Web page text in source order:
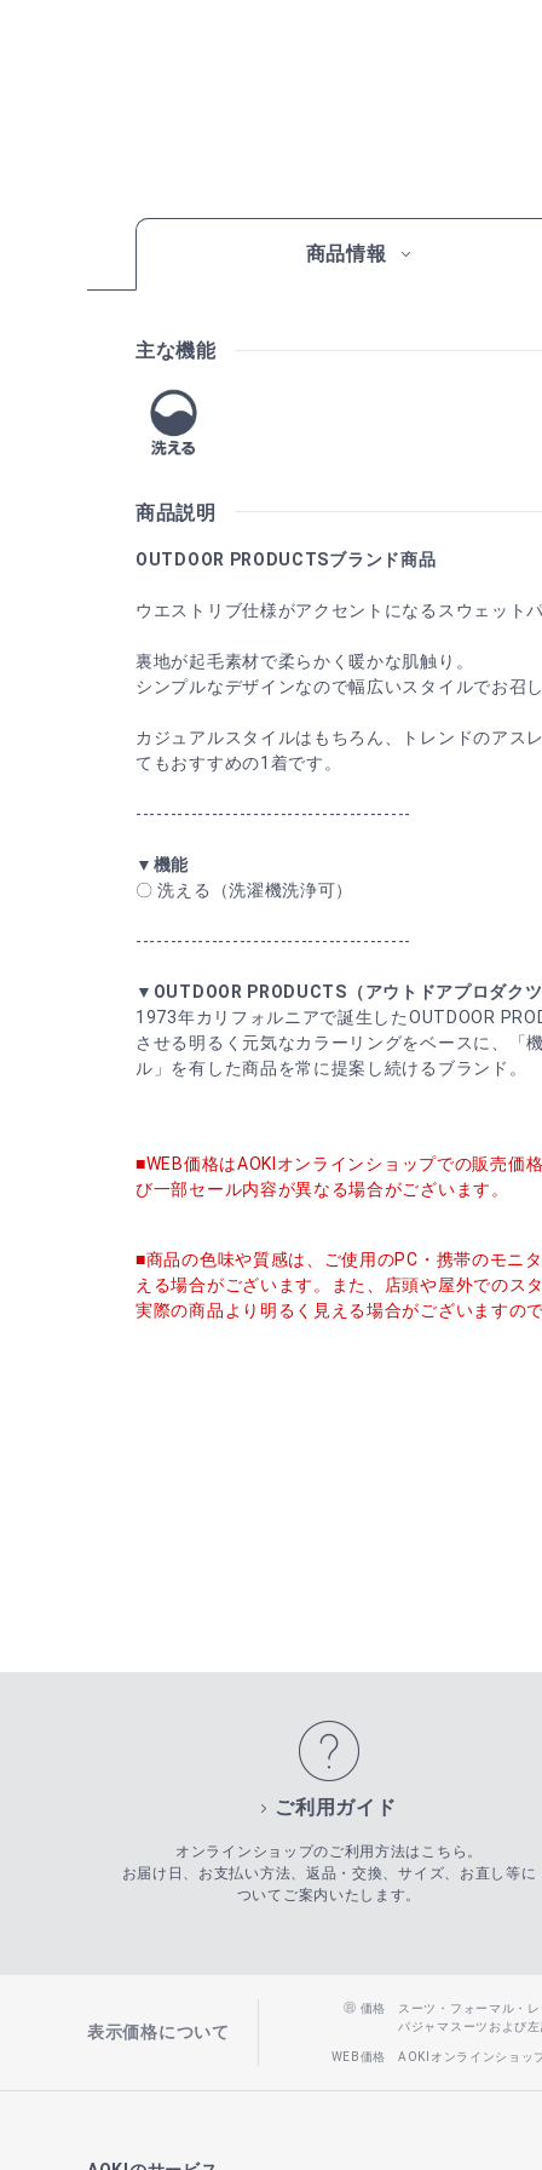
商品情報
主な機能
商品説明
OUTDOOR PRODUCTSブランド商品
ウエストリブ仕様がアクセントになるスウェット
裏地が起毛素材で柔らかく暖かな肌触り。
シンプルなデザインなので幅広いスタイルでお召
カジュアルスタイルはもちろん、トレンドのアス
てもおすすめの1着です。
----------------------------------------
▼機能
〇 洗える（洗濯機洗浄可）
----------------------------------------
▼OUTDOOR PRODUCTS（アウトドアプロダク
1973年カリフォルニアで誕生したOUTDOOR
させる明るく元気なカラーリングをベースに、「
ル」を有した商品を常に提案し続けるブランド。
■WEB価格はAOKIオンラインショップでの販売価
び一部セール内容が異なる場合がございます。
■商品の色味や質感は、ご使用のPC・携帯のモニ
える場合がございます。また、店頭や屋外でのス
実際の商品より明るく見える場合がございますの
ご利用ガイド
オンラインショップのご利用方法はこちら。
お届け日、お支払い方法、返品・交換、サイズ、お直し等に
ついてご案内いたします。
表示価格について
価格
スーツ・フォーマル・
パジャマスーツおよび
WEB価格 AOKIオンラインショッ